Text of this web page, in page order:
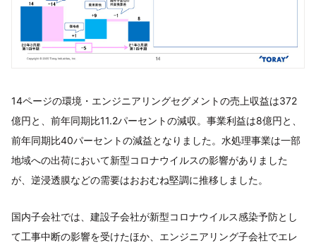
14ページの環境・エンジニアリングセグメントの売上収益は372
億円と、前年同期比11.2パーセントの減収。事業利益は8億円と、
前年同期比40パーセントの減益となりました。水処理事業は一部
地域への出荷において新型コロナウイルスの影響がありました
が、逆浸透膜などの需要はおおむね堅調に推移しました。
国内子会社では、建設子会社が新型コロナウイルス感染予防とし
て工事中断の影響を受けたほか、エンジニアリング子会社でエレ